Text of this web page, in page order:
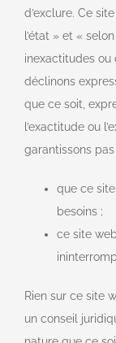
d’exclure. Ce
l’état » et «
inexactitudes ou
déclinons
que ce soit,
l’exactitude ou
garantissons
que ce
besoins ;
ce site
Rien sur ce site
un conseil